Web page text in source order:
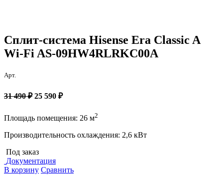
Сплит-система Hisense Era Classic A
Wi-Fi AS-09HW4RLRKC00A
Арт.
31 490 ₽25 590 ₽
Площадь помещения: 26 м2
Производительность охлаждения: 2,6 кВт
Под заказ
Документация
В корзину Сравнить